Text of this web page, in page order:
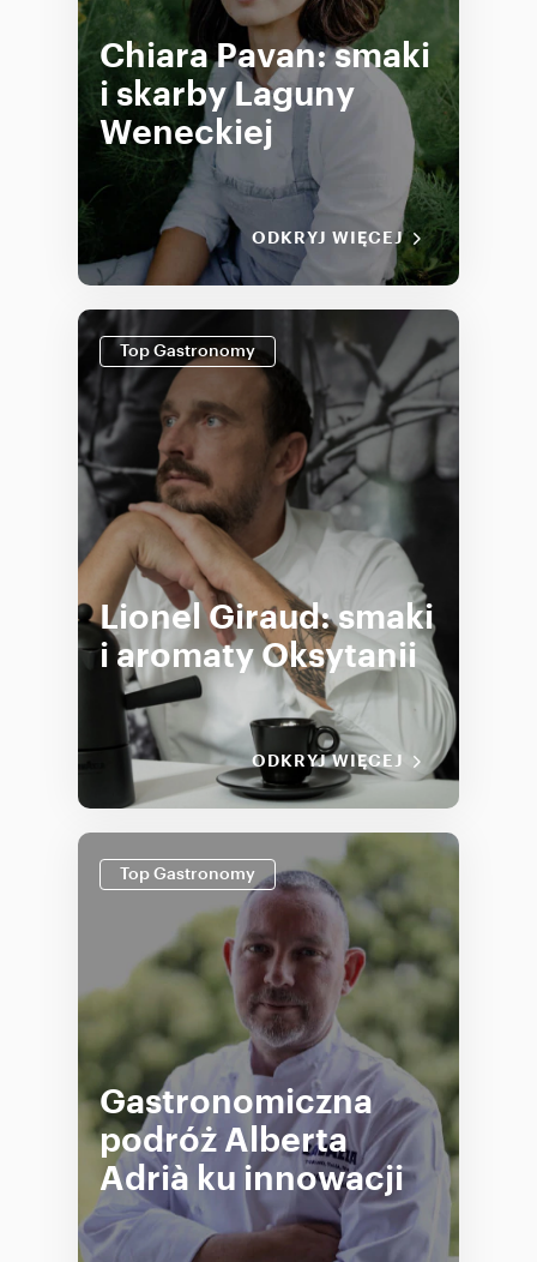
Chiara Pavan: smaki
i skarby Laguny
Weneckiej
ODKRYJ WIĘCEJ
Top Gastronomy
Lionel Giraud: smaki
i aromaty Oksytanii
ODKRYJ WIĘCEJ
Top Gastronomy
Gastronomiczna
podróż Alberta
Adrià ku innowacji